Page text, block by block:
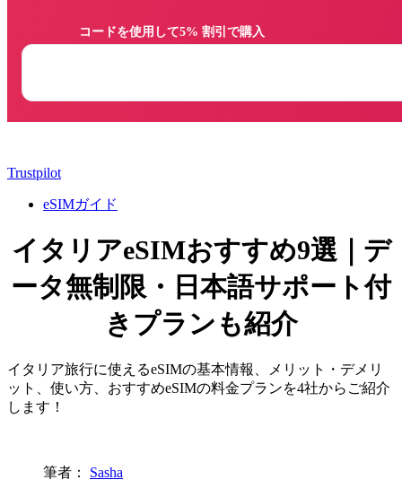
Trustpilot
eSIMガイド
イタリアeSIMおすすめ9選｜デ
ータ無制限・日本語サポート付
きプランも紹介
イタリア旅行に使えるeSIMの基本情報、メリット・デメリ
ット、使い方、おすすめeSIMの料金プランを4社からご紹介
します！
筆者： Sasha